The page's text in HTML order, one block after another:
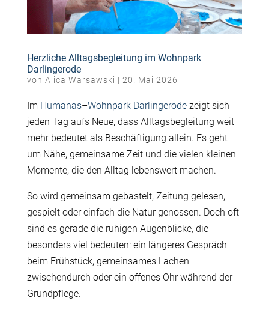
Herzliche Alltagsbegleitung im Wohnpark
Darlingerode
von Alica Warsawski | 20. Mai 2026
Im Humanas–Wohnpark Darlingerodezeigt sich
jeden Tag aufs Neue, dass Alltagsbegleitung weit
mehr bedeutet als Beschäftigung allein. Es geht
um Nähe, gemeinsame Zeit und die vielen kleinen
Momente, die den Alltag lebenswert machen.
So wird gemeinsam gebastelt, Zeitung gelesen,
gespielt oder einfach die Natur genossen. Doch oft
sind es gerade die ruhigen Augenblicke, die
besonders viel bedeuten: ein längeres Gespräch
beim Frühstück, gemeinsames Lachen
zwischendurch oder ein offenes Ohr während der
Grundpflege.